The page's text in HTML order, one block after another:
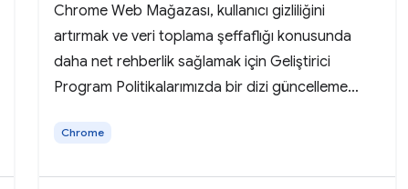
Chrome Web Mağazası, kullanıcı gizliliğini
artırmak ve veri toplama şeffaflığı konusunda
daha net rehberlik sağlamak için Geliştirici
Program Politikalarımızda bir dizi güncelleme
Chrome